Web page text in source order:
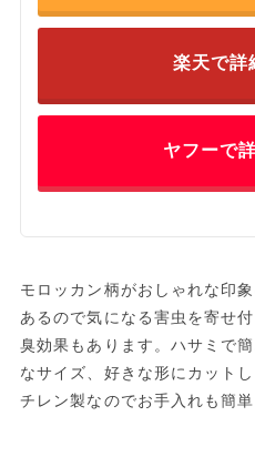
楽天で詳
ヤフーで
モロッカン柄がおしゃれな印
あるので気になる害虫を寄せ
臭効果もあります。ハサミで
なサイズ、好きな形にカット
チレン製なのでお手入れも簡単